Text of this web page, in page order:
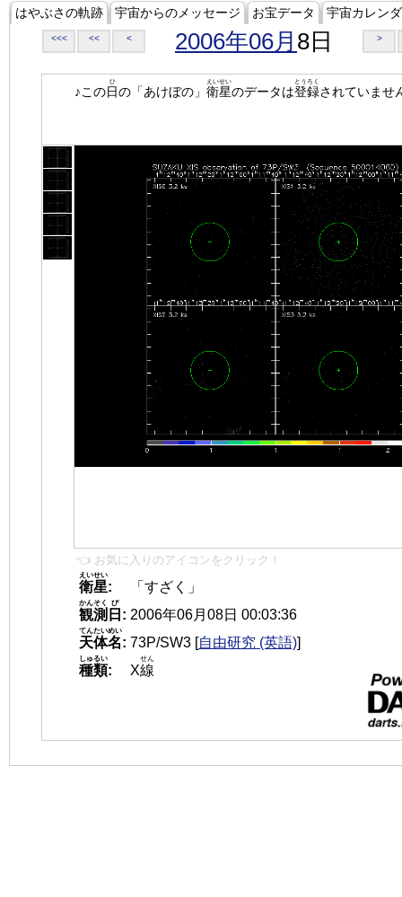
はやぶさの軌跡 宇宙からのメッセージ お宝データ 宇宙カレン
<<< << < 2006年06月 8日 >
♪この日
ひ
の「あけぼの」 衛星
えいせい
のデータは登録
とうろく
されていませ
👈 お気に入りのアイコンをクリック！
衛星
えいせい
:
「すざく」
観測
かんそく
日
び
: 2006年06月08日 00:03:36
天体名
てんたいめい
: 73P/SW3 [自由研究 (英語)]
種類
しゅるい
: X線
せん